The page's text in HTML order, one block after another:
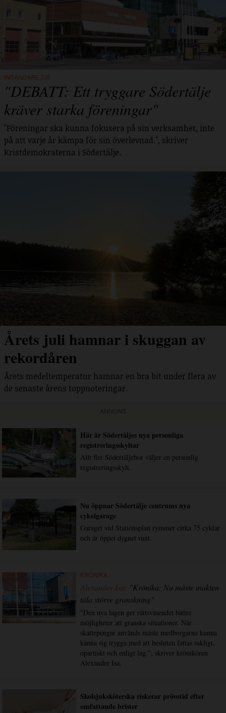
INSÄNDARE 7/8
"DEBATT: Ett tryggare Södertälje
kräver starka föreningar"
"Föreningar ska kunna fokusera på sin verksamhet, inte
på att varje år kämpa för sin överlevnad.", skriver
Kristdemokraterna i Södertälje.
Årets juli hamnar i skuggan av
rekordåren
Årets medeltemperatur hamnar en bra bit under flera av
de senaste årens toppnoteringar.
Här är Södertäljes nya personliga
registreringsskyltar
Allt fler Södertäljebor väljer en personlig
registreringsskylt.
Nu öppnar Södertälje centrums nya
cykelgarage
Garaget vid Stationsplan rymmer cirka 75 cyklar
och är öppet dygnet runt.
KRÖNIKA
Alexander Isa: "Krönika: Nu måste makten
tåla större granskning"
"Den nya lagen ger rättsväsendet bättre
möjligheter att granska situationer. När
skattepengar används måste medborgarna kunna
känna sig trygga med att besluten fattas sakligt,
opartiskt och enligt lag.", skriver krönikören
Alexander Isa.
Skolsjuksköterska riskerar prövotid efter
omfattande brister